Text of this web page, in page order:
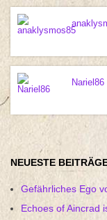
Nariel86
NEUESTE
Gefährliches Ego
Echoes of Aincrad